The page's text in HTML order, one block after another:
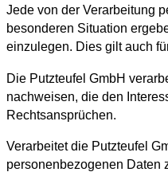
Jede von der Verarbeitung
besonderen Situation
einzulegen. Dies gilt auch
Die Putzteufel GmbH
nachweisen, die den
Rechtsansprüchen.
Verarbeitet die Putzteufel
personenbezogenen Daten